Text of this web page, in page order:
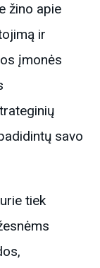
žino apie
ir
įmonės
savo
tiek